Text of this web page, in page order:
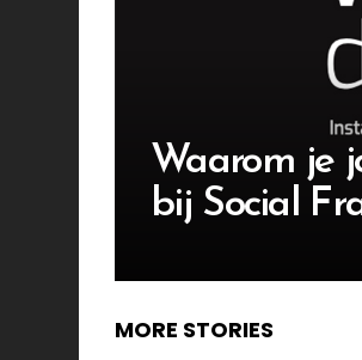
Waarom je
bij Social
MORE STORIES